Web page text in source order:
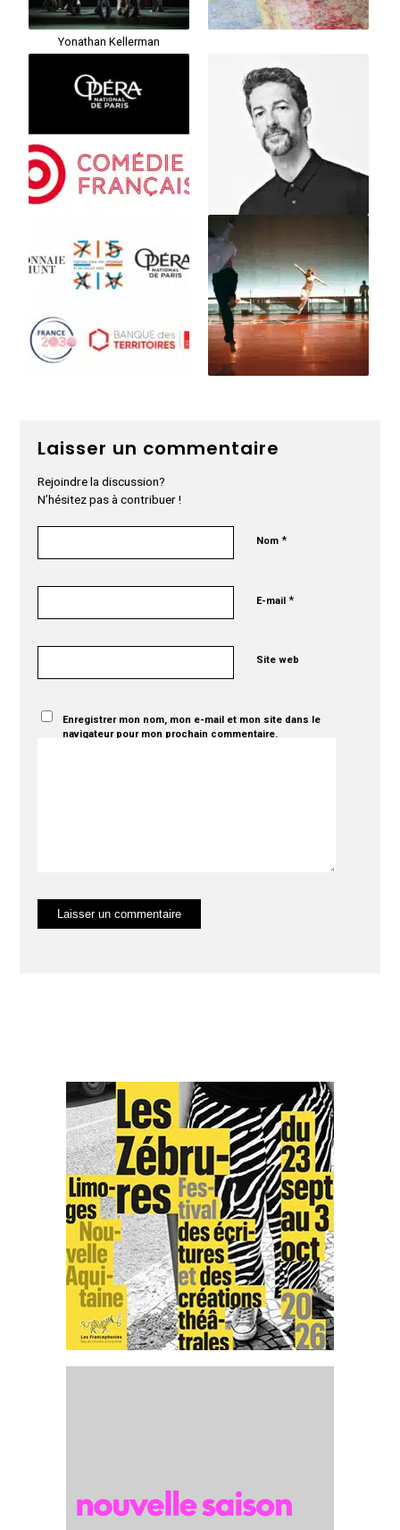
Yonathan Kellerman
Laisser un commentaire
Rejoindre la discussion?
N’hésitez pas à contribuer !
Nom*
E-mail*
Site web
Enregistrer mon nom, mon e-mail et mon site dans le
navigateur pour mon prochain commentaire.